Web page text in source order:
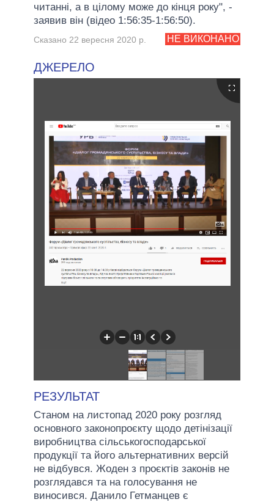
читанні, а в цілому може до кінця року", -
заявив він (відео 1:56:35-1:56:50).
НЕ ВИКОНАНО
Сказано 22 вересня 2020 р.
ДЖЕРЕЛО
РЕЗУЛЬТАТ
Станом на листопад 2020 року розгляд
основного законопроєкту щодо детінізації
виробництва сільськогосподарської
продукції та його альтернативних версій
не відбувся. Жоден з проєктів законів не
розглядався та на голосування не
виносився. Данило Гетманцев є